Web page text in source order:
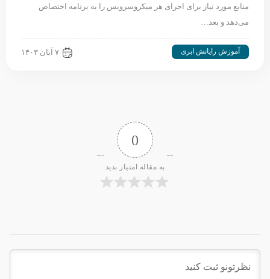
منابع مورد نیاز برای اجرای هر میکروسرویس را به برنامه اختصاص
می‌دهد و بعد…
آموزش رایانش ابری ۷ آبان ۱۴۰۳
0
به مقاله امتیاز بدید